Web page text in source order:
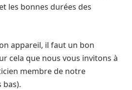
les bonnes durées des
appareil, il faut un bon
cela que nous vous invitons à
membre de notre
bas).